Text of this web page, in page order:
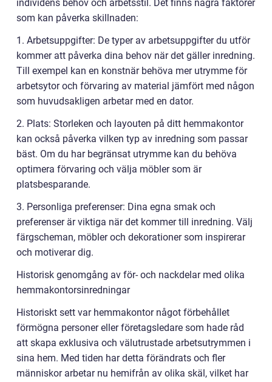
individens behov och arbetsstil. Det finns några faktorer
som kan påverka skillnaden:
1. Arbetsuppgifter: De typer av arbetsuppgifter du utför
kommer att påverka dina behov när det gäller inredning.
Till exempel kan en konstnär behöva mer utrymme för
arbetsytor och förvaring av material jämfört med någon
som huvudsakligen arbetar med en dator.
2. Plats: Storleken och layouten på ditt hemmakontor
kan också påverka vilken typ av inredning som passar
bäst. Om du har begränsat utrymme kan du behöva
optimera förvaring och välja möbler som är
platsbesparande.
3. Personliga preferenser: Dina egna smak och
preferenser är viktiga när det kommer till inredning. Välj
färgscheman, möbler och dekorationer som inspirerar
och motiverar dig.
Historisk genomgång av för- och nackdelar med olika
hemmakontorsinredningar
Historiskt sett var hemmakontor något förbehållet
förmögna personer eller företagsledare som hade råd
att skapa exklusiva och välutrustade arbetsutrymmen i
sina hem. Med tiden har detta förändrats och fler
människor arbetar nu hemifrån av olika skäl, vilket har